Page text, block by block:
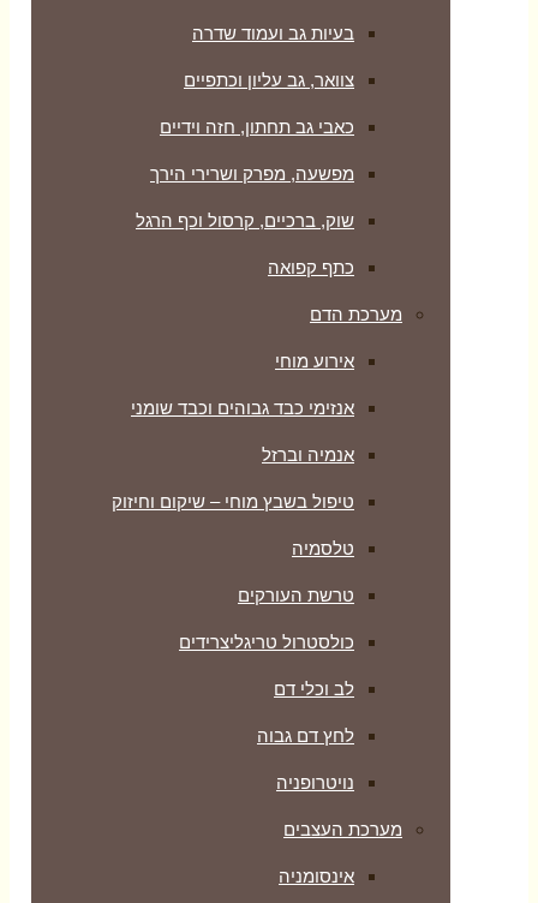
בעיות גב ועמוד שדרה
צוואר, גב עליון וכתפיים
כאבי גב תחתון, חזה וידיים
מפשעה, מפרק ושרירי הירך
שוק, ברכיים, קרסול וכף הרגל
כתף קפואה
מערכת הדם
אירוע מוחי
אנזימי כבד גבוהים וכבד שומני
אנמיה וברזל
טיפול בשבץ מוחי – שיקום וחיזוק
טלסמיה
טרשת העורקים
כולסטרול טריגליצרידים
לב וכלי דם
לחץ דם גבוה
נויטרופניה
מערכת העצבים
אינסומניה